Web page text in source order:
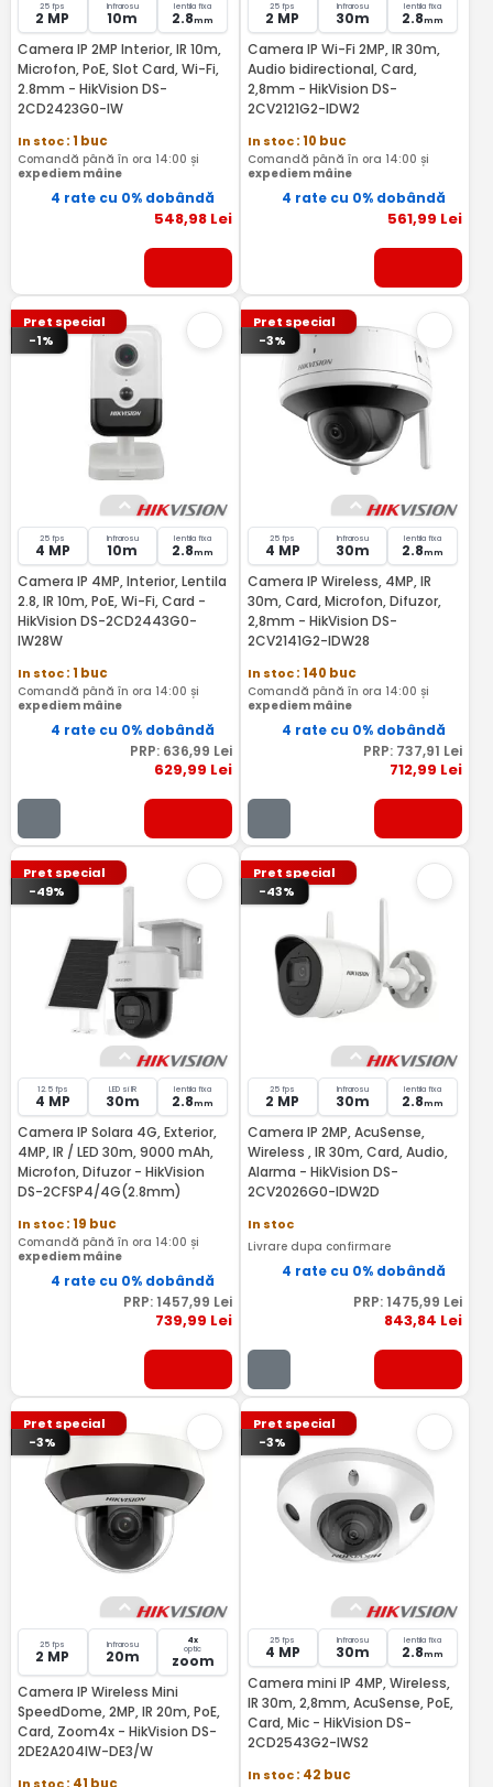
25 fps
2 MP
Infrarosu
10m
lentila fixa
2.8mm
Camera IP 2MP Interior, IR 10m,
Microfon, PoE, Slot Card, Wi-Fi,
2.8mm - HikVision DS-
2CD2423G0-IW
In stoc: 1 buc
Comandă până în ora 14:00 și
expediem mâine
4 rate cu 0% dobândă
548,98Lei
25 fps
2 MP
Infrarosu
30m
lentila fixa
2.8mm
Camera IP Wi-Fi 2MP, IR 30m,
Audio bidirectional, Card,
2,8mm - HikVision DS-
2CV2121G2-IDW2
In stoc: 10 buc
Comandă până în ora 14:00 și
expediem mâine
4 rate cu 0% dobândă
561,99 Lei
Pret special
-1%
25 fps
4 MP
Infrarosu
10m
lentila fixa
2.8mm
Camera IP 4MP, Interior, Lentila
2.8, IR 10m, PoE, Wi-Fi, Card -
HikVision DS-2CD2443G0-
IW28W
In stoc: 1 buc
Comandă până în ora 14:00 și
expediem mâine
4 rate cu 0% dobândă
PRP: 636,99 Lei
629,99 Lei
Pret special
-3%
25 fps
4 MP
Infrarosu
30m
lentila fixa
2.8mm
Camera IP Wireless, 4MP, IR
30m, Card, Microfon, Difuzor,
2,8mm - HikVision DS-
2CV2141G2-IDW28
In stoc: 140 buc
Comandă până în ora 14:00 și
expediem mâine
4 rate cu 0% dobândă
PRP: 737,91 Lei
712,99 Lei
Pret special
-49%
12.5 fps
4 MP
LED si IR
30m
lentila fixa
2.8mm
Camera IP Solara 4G, Exterior,
4MP, IR / LED 30m, 9000 mAh,
Microfon, Difuzor - HikVision
DS-2CFSP4/4G(2.8mm)
In stoc: 19 buc
Comandă până în ora 14:00 și
expediem mâine
4 rate cu 0% dobândă
PRP: 1457,99 Lei
739,99 Lei
Pret special
-43%
25 fps
2 MP
Infrarosu
30m
lentila fixa
2.8mm
Camera IP 2MP, AcuSense,
Wireless , IR 30m, Card, Audio,
Alarma - HikVision DS-
2CV2026G0-IDW2D
In stoc
Livrare dupa confirmare
4 rate cu 0% dobândă
PRP: 1475,99 Lei
843,84 Lei
Pret special
-3%
25 fps
2 MP
Infrarosu
20m
4x
optic
zoom
Camera IP Wireless Mini
SpeedDome, 2MP, IR 20m, PoE,
Card, Zoom4x - HikVision DS-
2DE2A204IW-DE3/W
Pret special
-3%
25 fps
4 MP
Infrarosu
30m
lentila fixa
2.8mm
Camera mini IP 4MP, WireIess,
IR 30m, 2,8mm, AcuSense, PoE,
Card, Mic - HikVision DS-
2CD2543G2-IWS2
In stoc: 42 buc